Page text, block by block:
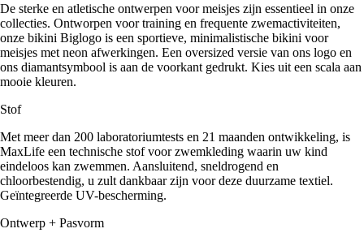
De sterke en atletische ontwerpen voor meisjes zijn essentieel in onze
collecties. Ontworpen voor training en frequente zwemactiviteiten,
onze bikini Biglogo is een sportieve, minimalistische bikini voor
meisjes met neon afwerkingen. Een oversized versie van ons logo en
ons diamantsymbool is aan de voorkant gedrukt. Kies uit een scala aan
mooie kleuren.
Stof
Met meer dan 200 laboratoriumtests en 21 maanden ontwikkeling, is
MaxLife een technische stof voor zwemkleding waarin uw kind
eindeloos kan zwemmen. Aansluitend, sneldrogend en
chloorbestendig, u zult dankbaar zijn voor deze duurzame textiel.
Geïntegreerde UV-bescherming.
Ontwerp + Pasvorm